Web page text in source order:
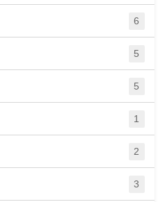
6
5
5
1
2
3